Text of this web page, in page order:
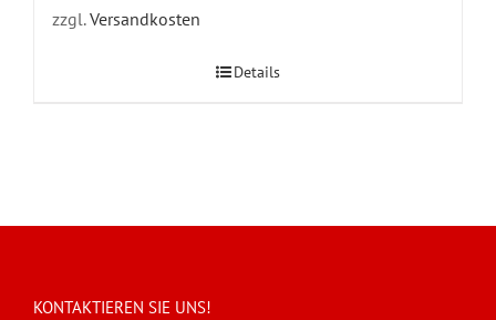
zzgl.Versandkosten
Details
KONTAKTIEREN SIE UNS!